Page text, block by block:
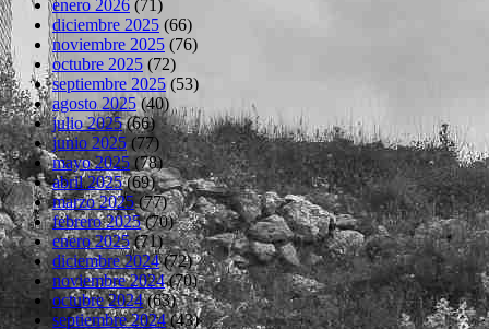
enero 2026 (71)
diciembre 2025 (66)
noviembre 2025 (76)
octubre 2025 (72)
septiembre 2025 (53)
agosto 2025(40)
julio 2025(66)
junio 2025(77)
mayo 2025(78)
abril 2025(69)
marzo 2025(77)
febrero 2025(70)
enero 2025(71)
diciembre 2024(72)
noviembre 2024(70)
octubre 2024(63)
septiembre 2024(43)